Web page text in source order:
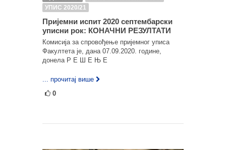
УПИС 2020/21
Пријемни испит 2020 септембарски
уписни рок: КОНАЧНИ РЕЗУЛТАТИ
Комисија за спровођење пријемног уписа
Факултета је, дана 07.09.2020. године,
донела Р Е Ш Е Њ Е
... прочитај више
0